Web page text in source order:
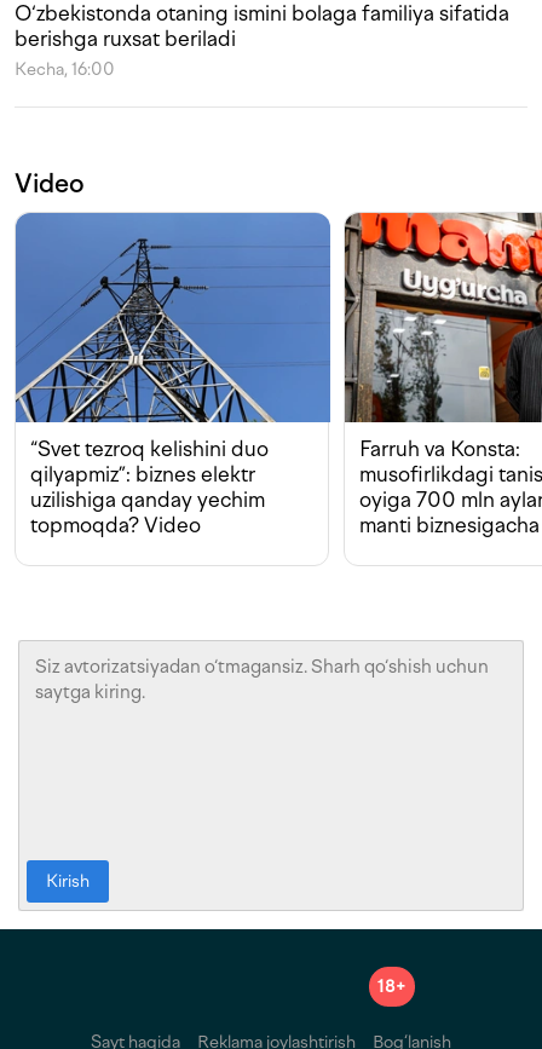
O‘zbekistonda otaning ismini bolaga familiya sifatida
berishga ruxsat beriladi
Kecha, 16:00
Video
“Svet tezroq kelishini duo
qilyapmiz”: biznes elektr
uzilishiga qanday yechim
topmoqda? Video
Farruh va Konsta:
musofirlikdagi
oyiga 700 mln
manti biznesigacha
Kirish
18+
Sayt haqida Reklama joylashtirish Bog‘lanish